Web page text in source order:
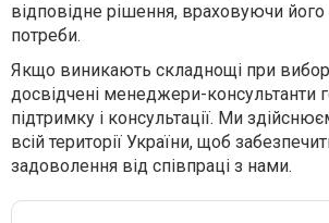
відповідне рішення, враховуючи його
потреби.
Якщо виникають складнощі при
досвідчені менеджери-консультанти
підтримку і консультації. Ми
всій території України, щоб
задоволення від співпраці з нами.